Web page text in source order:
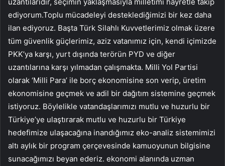
ediyorum.Toplu mücadeleyi desteklediğimizi bir kez daha
ilan ediyoruz. Başta Türk Silahlı Kuvvetlerimiz olmak üzere
tüm güvenlik güçlerimiz, aziz vatanımız için, kendi içimizde
PKK’ya karşı, yurt dışında terörün PYD ve diğer
uzantılarına karşı yılmadan çalışmakta. Milli Yol Partisi
olarak ‘Milli Para’ ile borç ekonomisine son verip, üretim
ekonomisine geçmek ve adil bir dağıtım sistemine geçmek
istiyoruz. Böylelikle vatandaşlarımızı mutlu ve huzurlu bir
Türkiye’ye ulaştırarak mutlu ve huzurlu bir Türkiye
hedefimize ulaşacağına inandığımız eko-analiz sistemimizi
altı aylık bir program çerçevesinde kamuoyunun bilgisine
sunacağımızı beyan ederiz. ekonomi alanında uzman